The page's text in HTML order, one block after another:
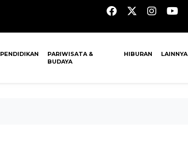
PENDIDIKAN
PARIWISATA &
BUDAYA
HIBURAN LAINNYA